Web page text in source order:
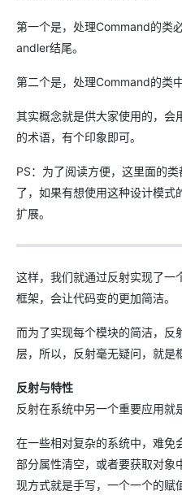
第一个是，处理Command的类
andler结尾。
第二个是，处理Command的类
其实概念就是供大家使用的，会
的术语，有个印象即可。
PS：为了阅读方便，这里面的
了，如果有想使用这种设计模式
扩展。
这样，我们就通过反射实现了一
框架，会让代码变的更加简洁。
而为了实现每个模块的简洁，反
层，所以，反射毫无疑问，就是
反射与特性
反射在系统中另一个重要应用就
在一些相对复杂的系统中，难免
部分属性清空，或者要获取对象
现方式就是手写，一个一个的赋